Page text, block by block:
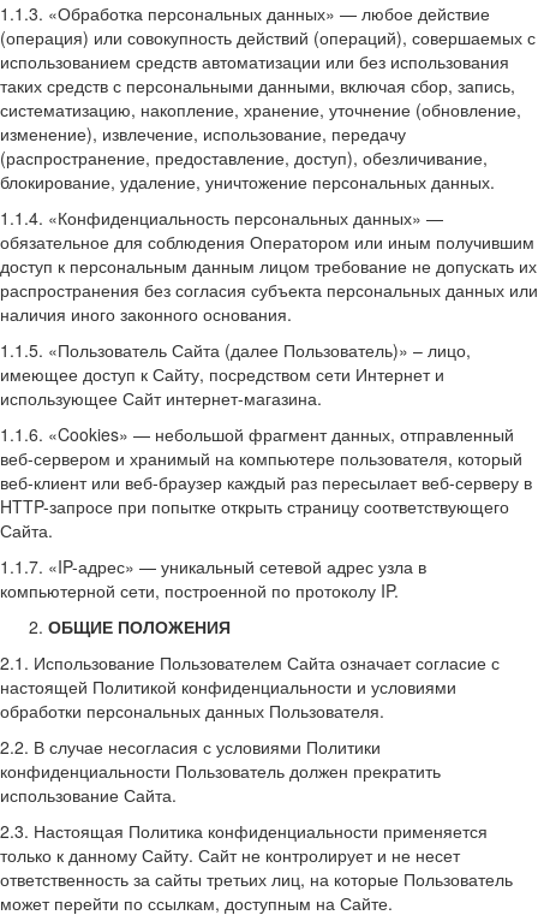
1.1.3. «Обработка персональных данных» — любое действие
(операция) или совокупность действий (операций), совершаемых с
использованием средств автоматизации или без использования
таких средств с персональными данными, включая сбор, запись,
систематизацию, накопление, хранение, уточнение (обновление,
изменение), извлечение, использование, передачу
(распространение, предоставление, доступ), обезличивание,
блокирование, удаление, уничтожение персональных данных.
1.1.4. «Конфиденциальность персональных данных» —
обязательное для соблюдения Оператором или иным получившим
доступ к персональным данным лицом требование не допускать их
распространения без согласия субъекта персональных данных или
наличия иного законного основания.
1.1.5. «Пользователь Сайта (далее Пользователь)» – лицо,
имеющее доступ к Сайту, посредством сети Интернет и
использующее Сайт интернет-магазина.
1.1.6. «Cookies» — небольшой фрагмент данных, отправленный
веб-сервером и хранимый на компьютере пользователя, который
веб-клиент или веб-браузер каждый раз пересылает веб-серверу в
HTTP-запросе при попытке открыть страницу соответствующего
Сайта.
1.1.7. «IP-адрес» — уникальный сетевой адрес узла в
компьютерной сети, построенной по протоколу IP.
ОБЩИЕ ПОЛОЖЕНИЯ
2.1. Использование Пользователем Сайта означает согласие с
настоящей Политикой конфиденциальности и условиями
обработки персональных данных Пользователя.
2.2. В случае несогласия с условиями Политики
конфиденциальности Пользователь должен прекратить
использование Сайта.
2.3. Настоящая Политика конфиденциальности применяется
только к данному Сайту. Сайт не контролирует и не несет
ответственность за сайты третьих лиц, на которые Пользователь
может перейти по ссылкам, доступным на Сайте.